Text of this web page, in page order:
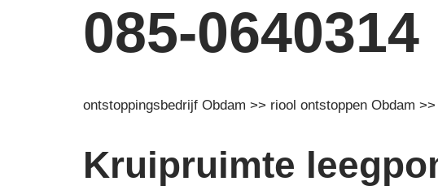
085-0640314
ontstoppingsbedrijf Obdam >> riool ontstoppen Obdam
Kruipruimte